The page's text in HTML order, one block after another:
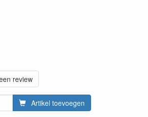
review
Artikel toevoegen